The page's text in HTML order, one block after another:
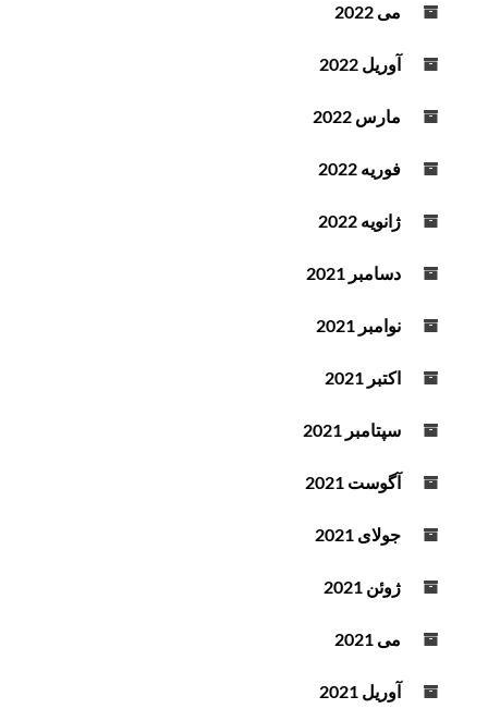
می 2022
آوریل 2022
مارس 2022
فوریه 2022
ژانویه 2022
دسامبر 2021
نوامبر 2021
اکتبر 2021
سپتامبر 2021
آگوست 2021
جولای 2021
ژوئن 2021
می 2021
آوریل 2021